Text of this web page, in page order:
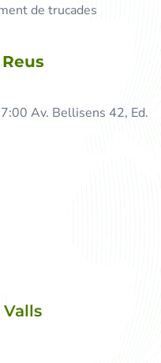
de trucades
Av. Bellisens 42, Ed.